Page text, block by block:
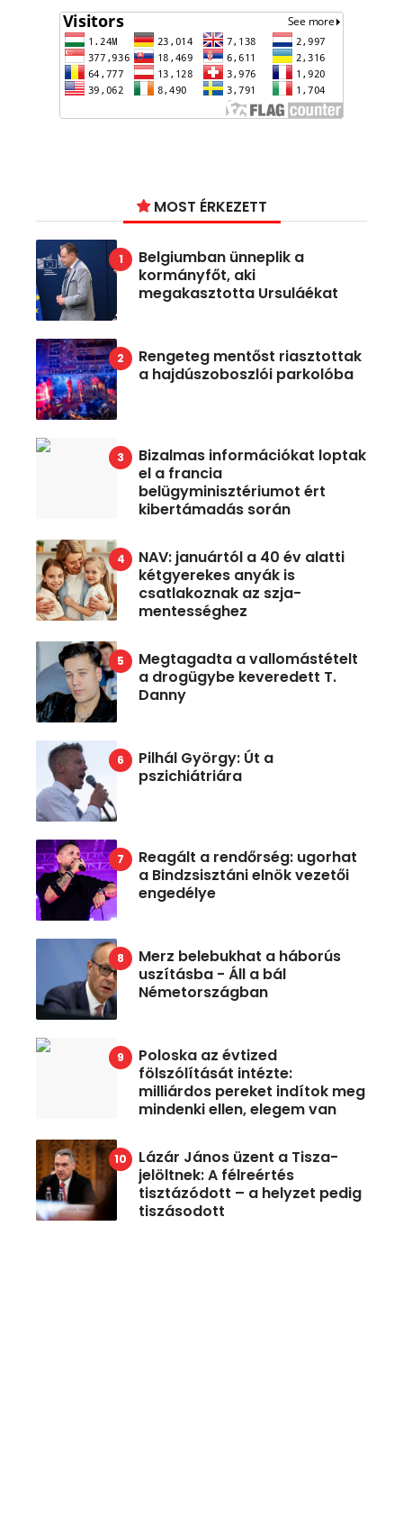
MOST ÉRKEZETT
Belgiumban ünneplik a
kormányfőt, aki
megakasztotta Ursuláékat
Rengeteg mentőst riasztottak
a hajdúszoboszlói parkolóba
Bizalmas információkat loptak
el a francia
belügyminisztériumot ért
kibertámadás során
NAV: januártól a 40 év alatti
kétgyerekes anyák is
csatlakoznak az szja-
mentességhez
Megtagadta a vallomástételt
a drogügybe keveredett T.
Danny
Pilhál György: Út a
pszichiátriára
Reagált a rendőrség: ugorhat
a Bindzsisztáni elnök vezetői
engedélye
Merz belebukhat a háborús
uszításba - Áll a bál
Németországban
Poloska az évtized
fölszólítását intézte:
milliárdos pereket indítok meg
mindenki ellen, elegem van
Lázár János üzent a Tisza-
jelöltnek: A félreértés
tisztázódott – a helyzet pedig
tiszásodott